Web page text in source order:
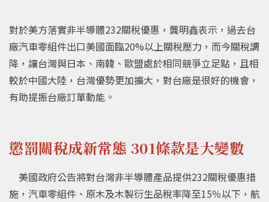
對於美方落實非半導體232關稅優惠，龔明鑫表示，過去台
廠汽車零組件出口美國面臨20%以上關稅壓力，而今關稅調
降，讓台灣與日本、南韓、歐盟處於相同競爭立足點，且相
較於中國大陸，台灣優勢更加擴大，對台廠是很好的機會，
有助提振台廠訂單動能。
懲罰關稅成新常態 301條款是大變數
美國政府公告將對台灣非半導體產品提供232關稅優惠措
施，汽車零組件、原木及木製衍生品稅率降至15％以下，航